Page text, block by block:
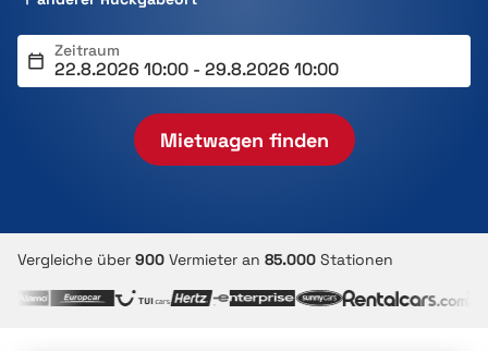
Zeitraum
Mietwagen finden
Vergleiche über 900 Vermieter an 85.000 Stationen